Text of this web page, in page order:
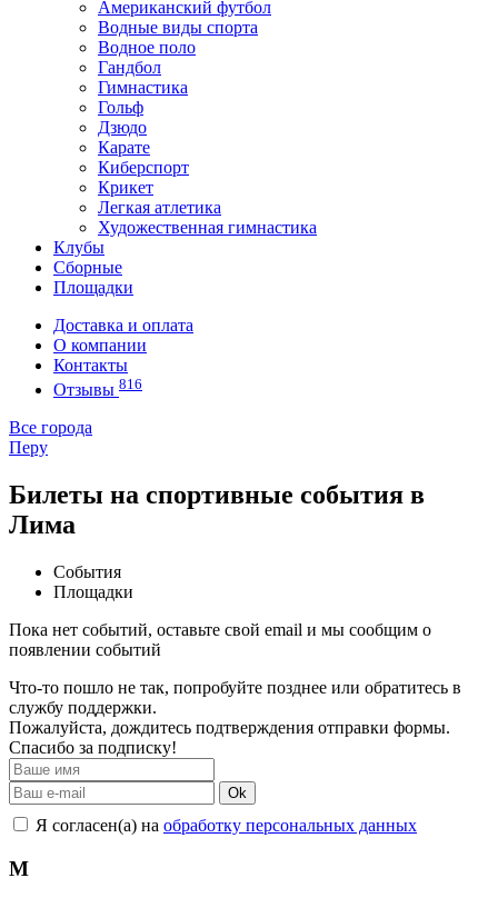
Американский футбол
Водные виды спорта
Водное поло
Гандбол
Гимнастика
Гольф
Дзюдо
Карате
Киберспорт
Крикет
Легкая атлетика
Художественная гимнастика
Клубы
Сборные
Площадки
Доставка и оплата
О компании
Контакты
Отзывы 816
Все города
Перу
Билеты на спортивные события в
Лима
События
Площадки
Пока нет событий, оставьте свой email и мы сообщим о
появлении событий
Что-то пошло не так, попробуйте позднее или обратитесь в
службу поддержки.
Пожалуйста, дождитесь подтверждения отправки формы.
Спасибо за подписку!
Ok
Я согласен(а) на обработку персональных данных
М